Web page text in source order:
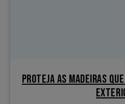
PROTEJA AS MADEIRAS